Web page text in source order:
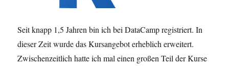
Seit knapp 1,5 Jahren bin ich bei DataCamp registriert. In
dieser Zeit wurde das Kursangebot erheblich erweitert.
Zwischenzeitlich hatte ich mal einen großen Teil der Kurse